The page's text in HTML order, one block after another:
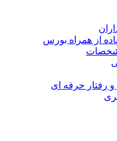
از همراه بورس
رفتار حرفه­ ای